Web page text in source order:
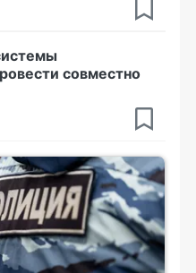
совместно